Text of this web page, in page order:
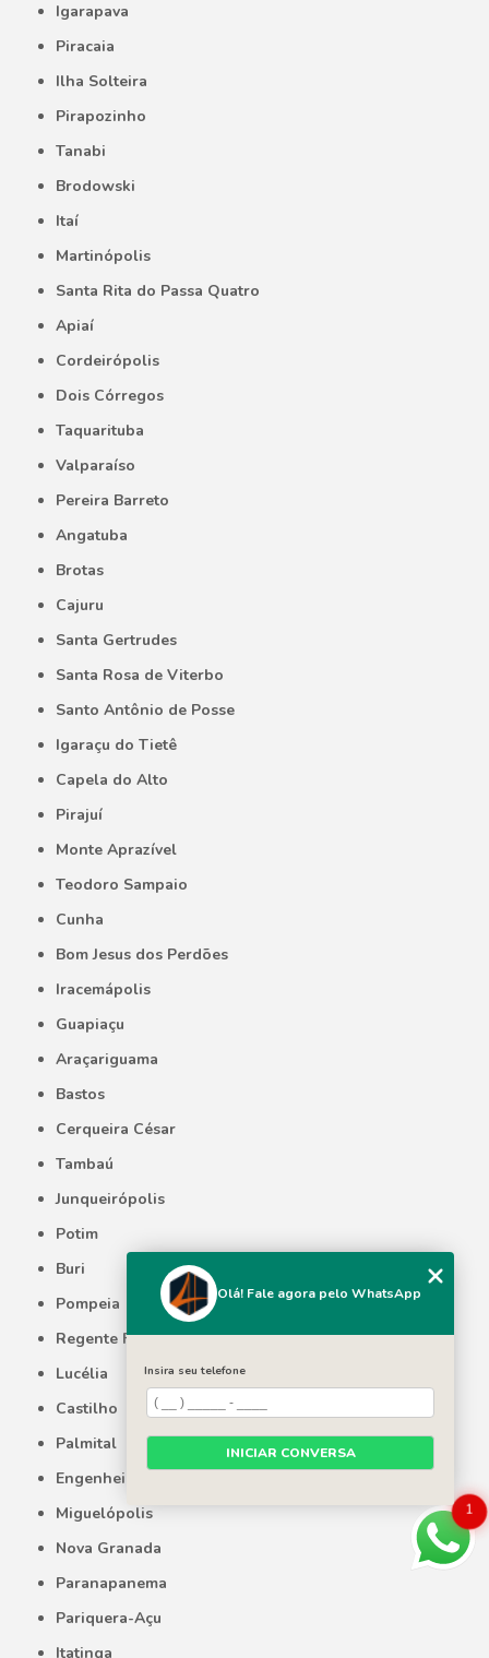
Igarapava
Piracaia
Ilha Solteira
Pirapozinho
Tanabi
Brodowski
Itaí
Martinópolis
Santa Rita do Passa Quatro
Apiaí
Cordeirópolis
Dois Córregos
Taquarituba
Valparaíso
Pereira Barreto
Angatuba
Brotas
Cajuru
Santa Gertrudes
Santa Rosa de Viterbo
Santo Antônio de Posse
Igaraçu do Tietê
Capela do Alto
Pirajuí
Monte Aprazível
Teodoro Sampaio
Cunha
Bom Jesus dos Perdões
Iracemápolis
Guapiaçu
Araçariguama
Bastos
Cerqueira César
Tambaú
Junqueirópolis
Potim
Buri
Pompeia
Regente Feijó
Lucélia
Castilho
Palmital
Engenheiro Coelho
Miguelópolis
Nova Granada
Paranapanema
Pariquera-Açu
Itatinga
1
Olá! Fale agora pelo WhatsApp
Insira seu telefone
INICIAR CONVERSA